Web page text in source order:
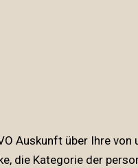
Auskunft über Ihre
die Kategorie der